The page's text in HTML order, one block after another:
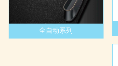
全自动系列